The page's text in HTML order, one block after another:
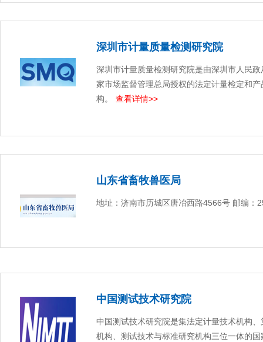
深圳市计量质量检测研究院
深圳市计量质量检测研究院是由深圳市人民
家市场监督管理总局授权的法定计量检定和
构。
查看详情>>
山东省畜牧兽医局
地址：济南市历城区唐冶西路4566号 邮编：
中国测试技术研究院
中国测试技术研究院是集法定计量技术机构
机构、测试技术与标准研究机构三位一体的